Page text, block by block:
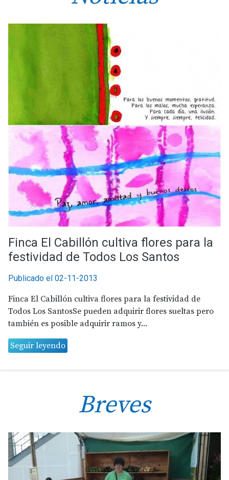
Finca El Cabillón cultiva flores para la
festividad de Todos Los Santos
Publicado el 02-11-2013
Finca El Cabillón cultiva flores para la festividad de
Todos Los SantosSe pueden adquirir flores sueltas pero
también es posible adquirir ramos y...
Seguir leyendo
Breves